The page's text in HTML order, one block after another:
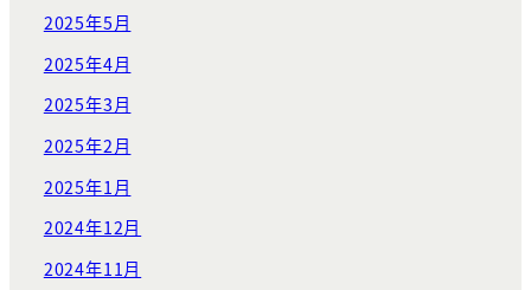
2025年5月
2025年4月
2025年3月
2025年2月
2025年1月
2024年12月
2024年11月